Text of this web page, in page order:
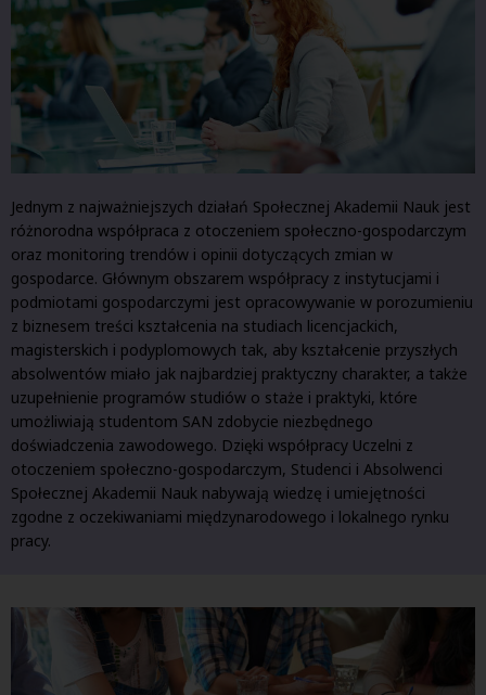
Jednym z najważniejszych działań Społecznej Akademii Nauk jest
różnorodna współpraca z otoczeniem społeczno-gospodarczym
oraz monitoring trendów i opinii dotyczących zmian w
gospodarce. Głównym obszarem współpracy z instytucjami i
podmiotami gospodarczymi jest opracowywanie w porozumieniu
z biznesem treści kształcenia na studiach licencjackich,
magisterskich i podyplomowych tak, aby kształcenie przyszłych
absolwentów miało jak najbardziej praktyczny charakter, a także
uzupełnienie programów studiów o staże i praktyki, które
umożliwiają studentom SAN zdobycie niezbędnego
doświadczenia zawodowego. Dzięki współpracy Uczelni z
otoczeniem społeczno-gospodarczym, Studenci i Absolwenci
Społecznej Akademii Nauk nabywają wiedzę i umiejętności
zgodne z oczekiwaniami międzynarodowego i lokalnego rynku
pracy.